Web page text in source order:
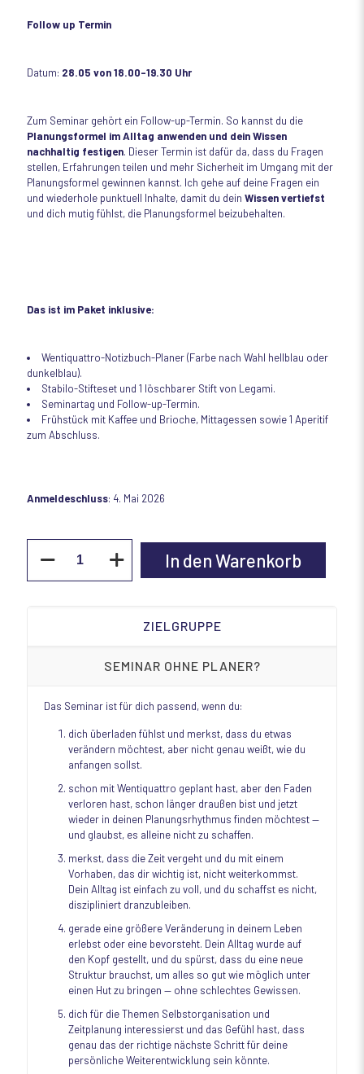
Follow up Termin
Datum: 28.05 von 18.00-19.30 Uhr
Zum Seminar gehört ein Follow-up-Termin. So kannst du die
Planungsformel im Alltag anwenden und dein Wissen
nachhaltig festigen. Dieser Termin ist dafür da, dass du Fragen
stellen, Erfahrungen teilen und mehr Sicherheit im Umgang mit der
Planungsformel gewinnen kannst. Ich gehe auf deine Fragen ein
und wiederhole punktuell Inhalte, damit du dein Wissen vertiefst
und dich mutig fühlst, die Planungsformel beizubehalten.
Das ist im Paket inklusive:
Wentiquattro-Notizbuch-Planer (Farbe nach Wahl hellblau oder
dunkelblau).
Stabilo-Stifteset und 1 löschbarer Stift von Legami.
Seminartag und Follow-up-Termin.
Frühstück mit Kaffee und Brioche, Mittagessen sowie 1 Aperitif
zum Abschluss.
Anmeldeschluss: 4. Mai 2026
Tag
In den Warenkorb
ZIELGRUPPE
SEMINAR OHNE PLANER?
Das Seminar ist für dich passend, wenn du:
dich überladen fühlst und merkst, dass du etwas
verändern möchtest, aber nicht genau weißt, wie du
anfangen sollst.
schon mit Wentiquattro geplant hast, aber den Faden
verloren hast, schon länger draußen bist und jetzt
wieder in deinen Planungsrhythmus finden möchtest —
und glaubst, es alleine nicht zu schaffen.
merkst, dass die Zeit vergeht und du mit einem
Vorhaben, das dir wichtig ist, nicht weiterkommst.
Dein Alltag ist einfach zu voll, und du schaffst es nicht,
diszipliniert dranzubleiben.
gerade eine größere Veränderung in deinem Leben
erlebst oder eine bevorsteht. Dein Alltag wurde auf
den Kopf gestellt, und du spürst, dass du eine neue
Struktur brauchst, um alles so gut wie möglich unter
einen Hut zu bringen — ohne schlechtes Gewissen.
dich für die Themen Selbstorganisation und
Zeitplanung interessierst und das Gefühl hast, dass
genau das der richtige nächste Schritt für deine
persönliche Weiterentwicklung sein könnte.